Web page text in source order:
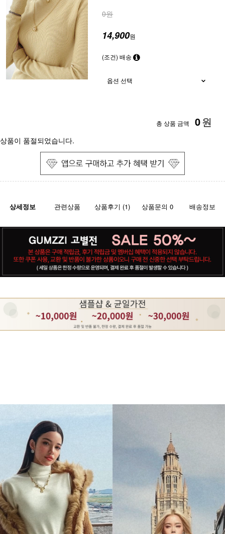
0원
14,900원
(조건) 배송
총 상품 금액 0원
상품이 품절되었습니다.
상세정보 관련상품 상품후기 (1) 상품문의 0 배송정보